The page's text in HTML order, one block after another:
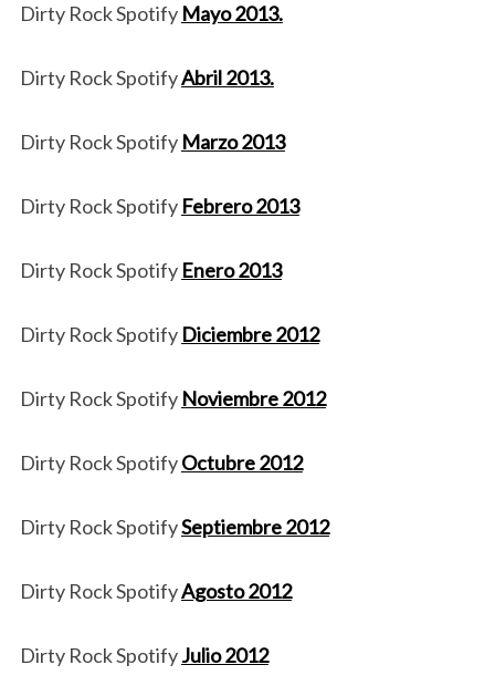
Dirty Rock Spotify Mayo 2013.
Dirty Rock SpotifyAbril 2013.
Dirty Rock Spotify Marzo 2013
Dirty Rock Spotify Febrero 2013
Dirty Rock Spotify Enero 2013
Dirty Rock Spotify Diciembre 2012
Dirty Rock Spotify Noviembre 2012
Dirty Rock SpotifyOctubre 2012
Dirty Rock SpotifySeptiembre 2012
Dirty Rock SpotifyAgosto 2012
Dirty Rock SpotifyJulio 2012